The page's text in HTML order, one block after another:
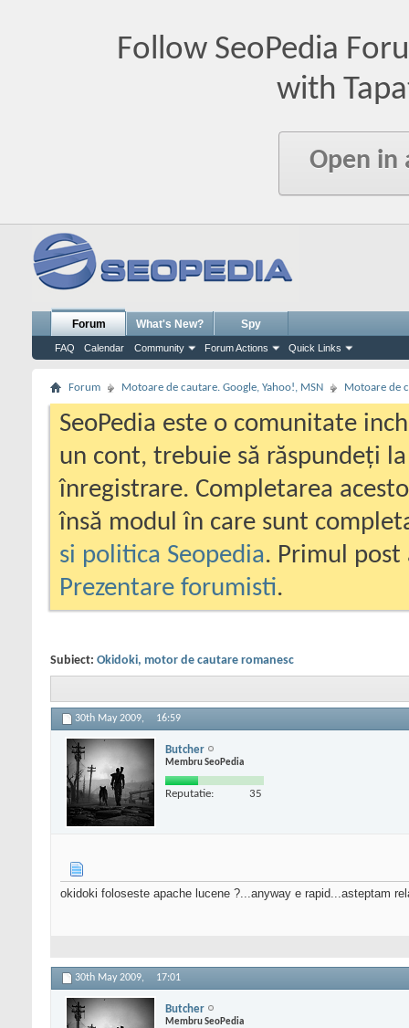
Follow SeoPedia
with
Open in
Forum
FAQ Calendar Community Forum Actions Quick Links
What's New? Spy
Forum Motoare de cautare. Google, Yahoo!, MSN Motoare de
SeoPedia este o comunitate
un cont, trebuie să răspundeți
înregistrare. Completarea
însă modul în care sunt
si politica Seopedia. Primul
Prezentare forumisti.
Subiect: Okidoki, motor de cautare romanesc
30th May 2009, 16:59
Butcher
Membru SeoPedia
Reputatie: 35
okidoki foloseste apache lucene ?...anyway e rapid...asteptam
30th May 2009, 17:01
Butcher
Membru SeoPedia